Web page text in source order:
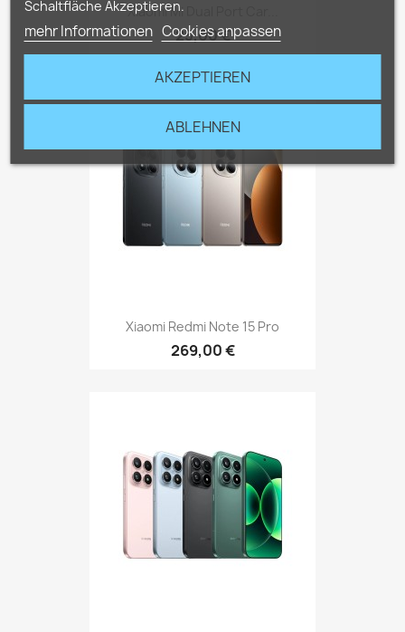
Xiaomi Mi Dual Port Car...
25,00 €
Xiaomi Redmi Note 15 Pro
269,00 €
Schaltfläche Akzeptieren.
mehr Informationen Cookies anpassen
ABLEHNEN
AKZEPTIEREN